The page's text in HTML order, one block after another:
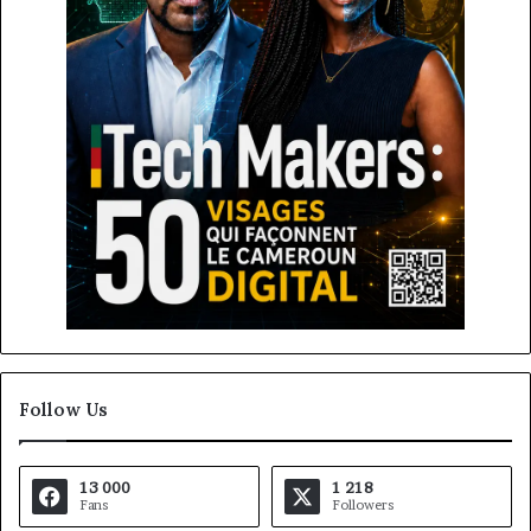
Follow Us
13 000
Fans
1 218
Followers